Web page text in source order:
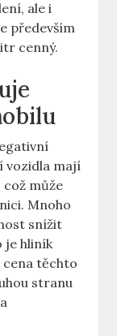
ale i
především
cenný.
vozidla mají
může
Mnoho
snížit
je hliník
cena těchto
stranu